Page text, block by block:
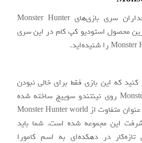
اگر شما یکی از طرفداران سری بازی‌های Monster Hunter
محصول استودیو کپ کام در این سری
کنید که این بازی فقط برای خالی نبودن
جای Monster Hunter world روی نینتندو سوییچ ساخته‌ شده
است؛ اما این بازی یک عنوان متفاوت از Monster Hunter world
این مجموعه شده است. شما باید
در دهکده‌ای به اسم کامورا